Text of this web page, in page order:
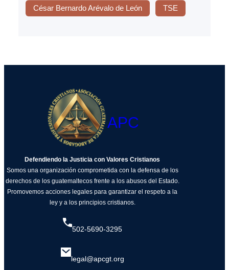
César Bernardo Arévalo de León TSE
APC
Defendiendo la Justicia con Valores Cristianos
Somos una organización comprometida con la defensa de los
derechos de los guatemaltecos frente a los abusos del Estado.
Promovemos acciones legales para garantizar el respeto a la
ley y a los principios cristianos.
502-5690-3295
legal@apcgt.org